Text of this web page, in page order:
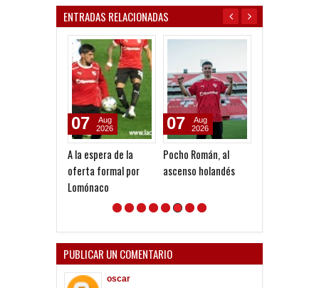
ENTRADAS RELACIONADAS
A la espera de la
oferta formal por
Lomónaco
07
Aug
2026
Pocho Román, al
ascenso holandés
07
Aug
2026
PUBLICAR UN COMENTARIO
oscar